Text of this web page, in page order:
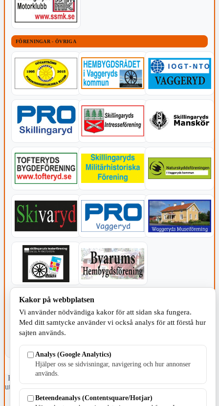
FÖRENINGAR - ÖVRIGA
KOMMUNEN
Fristående webbtidningsföretag grundat 1991 som sedan 2002 ger
ut tidningen Skillingaryd.nu och 2010 lanserades Värnamo.nu. Från
april 2026 omfattar Skillingaryd.nu tre kommuner: Gnosjö,
Kakor på webbplatsen
Vi använder nödvändiga kakor för att sidan ska fungera.
Med ditt samtycke använder vi också analys för att förstå hur
sajten används.
Analys (Google Analytics)
Hjälper oss se sidvisningar, navigering och hur annonser
används.
Beteendeanalys (Contentsquare/Hotjar)